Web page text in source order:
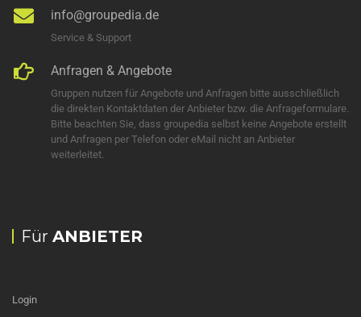
info@groupedia.de
Service & Support
Anfragen & Angebote
Gruppen nutzen für Angebote und Anfragen bitte ausschließlich
die direkten Kontaktdaten der Anbieter bzw. die Anfrageformulare.
Bitte beachten Sie, dass groupedia selbst keine Angebote erstellt
und Anfragen per Telefon oder eMail nicht an Anbieter
weiterleitet.
Für ANBIETER
Login